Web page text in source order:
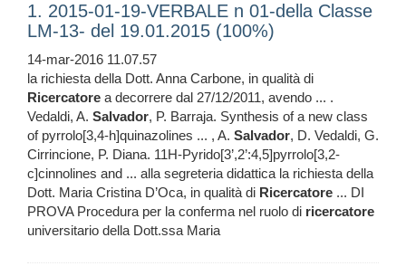
1. 2015-01-19-VERBALE n 01-della Classe
LM-13- del 19.01.2015 (100%)
14-mar-2016 11.07.57
la richiesta della Dott. Anna Carbone, in qualità di
Ricercatore a decorrere dal 27/12/2011, avendo ... .
Vedaldi, A. Salvador, P. Barraja. Synthesis of a new class
of pyrrolo[3,4-h]quinazolines ... , A. Salvador, D. Vedaldi, G.
Cirrincione, P. Diana. 11H-Pyrido[3’,2’:4,5]pyrrolo[3,2-
c]cinnolines and ... alla segreteria didattica la richiesta della
Dott. Maria Cristina D’Oca, in qualità di Ricercatore ... DI
PROVA Procedura per la conferma nel ruolo di ricercatore
universitario della Dott.ssa Maria